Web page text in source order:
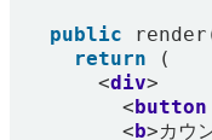
public render
return
(
<div>
<button
<b>カウ